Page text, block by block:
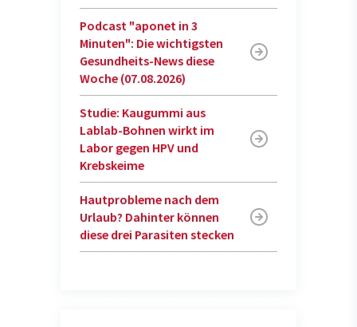
Podcast "aponet in 3
Minuten": Die wichtigsten
Gesundheits-News diese
Woche (07.08.2026)
Studie: Kaugummi aus
Lablab-Bohnen wirkt im
Labor gegen HPV und
Krebskeime
Hautprobleme nach dem
Urlaub? Dahinter können
diese drei Parasiten stecken